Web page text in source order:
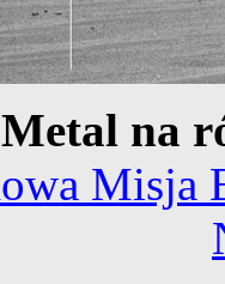
Metal na
Misja